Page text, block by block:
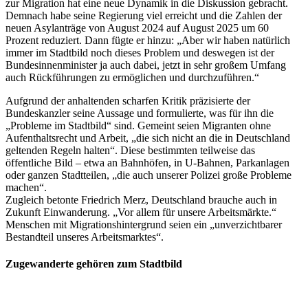
zur Migration hat eine neue Dynamik in die Diskussion gebracht.
Demnach habe seine Regierung viel erreicht und die Zahlen der
neuen Asylanträge von August 2024 auf August 2025 um 60
Prozent reduziert. Dann fügte er hinzu: „Aber wir haben natürlich
immer im Stadtbild noch dieses Problem und deswegen ist der
Bundesinnenminister ja auch dabei, jetzt in sehr großem Umfang
auch Rückführungen zu ermöglichen und durchzuführen.“
Aufgrund der anhaltenden scharfen Kritik präzisierte der
Bundeskanzler seine Aussage und formulierte, was für ihn die
„Probleme im Stadtbild“ sind. Gemeint seien Migranten ohne
Aufenthaltsrecht und Arbeit, „die sich nicht an die in Deutschland
geltenden Regeln halten“. Diese bestimmten teilweise das
öffentliche Bild – etwa an Bahnhöfen, in U-Bahnen, Parkanlagen
oder ganzen Stadtteilen, „die auch unserer Polizei große Probleme
machen“.
Zugleich betonte Friedrich Merz, Deutschland brauche auch in
Zukunft Einwanderung. „Vor allem für unsere Arbeitsmärkte.“
Menschen mit Migrationshintergrund seien ein „unverzichtbarer
Bestandteil unseres Arbeitsmarktes“.
Zugewanderte gehören zum Stadtbild